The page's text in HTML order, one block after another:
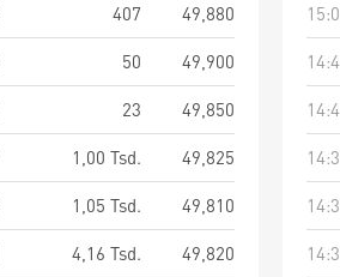
407
49,880
50
49,900
23
49,850
1,00 Tsd.
49,825
1,05 Tsd.
49,810
4,16 Tsd.
49,820